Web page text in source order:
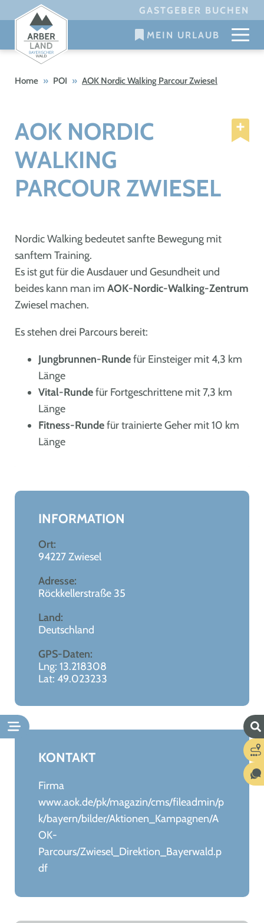
to
content
GASTGEBER BUCHEN
MEIN URLAUB
Home » POI » AOK Nordic Walking Parcour Zwiesel
AOK NORDIC
WALKING
PARCOUR ZWIESEL
Nordic Walking bedeutet sanfte Bewegung mit
sanftem Training.
Es ist gut für die Ausdauer und Gesundheit und
beides kann man im AOK-Nordic-Walking-Zentrum
Zwiesel machen.
Es stehen drei Parcours bereit:
Jungbrunnen-Rundefür Einsteiger mit 4,3 km
Länge
Vital-Rundefür Fortgeschrittene mit 7,3 km
Länge
Fitness-Rundefür trainierte Geher mit 10 km
Länge
INFORMATION
Ort:
94227 Zwiesel
Adresse:
Röckkellerstraße 35
Land:
Deutschland
GPS-Daten:
Lng: 13.218308
Lat: 49.023233
KONTAKT
Firma
www.aok.de/pk/magazin/cms/fileadmin/p
k/bayern/bilder/Aktionen_Kampagnen/A
OK-
Parcours/Zwiesel_Direktion_Bayerwald.p
df